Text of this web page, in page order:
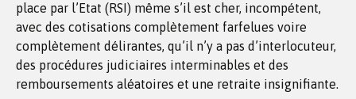
place par l’Etat (RSI) même s’il est cher, incompétent,
avec des cotisations complètement farfelues voire
complètement délirantes, qu’il n’y a pas d’interlocuteur,
des procédures judiciaires interminables et des
remboursements aléatoires et une retraite insignifiante.